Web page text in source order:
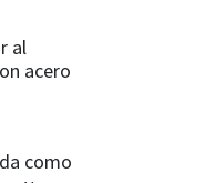
al
acero
como